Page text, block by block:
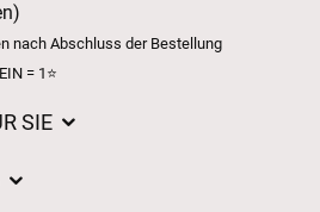
nach Abschluss der Bestellung
= 1⭐
SIE